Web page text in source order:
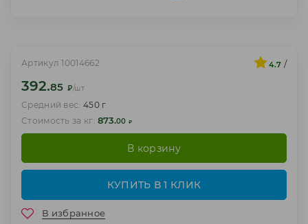
Артикул 10014662 4.7 /
392.85 ₽/шт
Средний вес: 450 г
Стоимость за кг:873.00 ₽
В корзину
КУПИТЬ В 1 КЛИК
В избранное